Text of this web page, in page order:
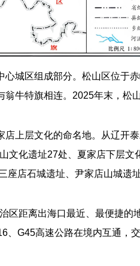
城区组成部分。松山区位于
牛特旗相连。2025年末，松
上层文化的命名地。从辽开
文化遗址27处、夏家店下层
店石城遗址、尹家店山城遗
距离出海口最近、最便捷的
G45高速公路在境内互通，